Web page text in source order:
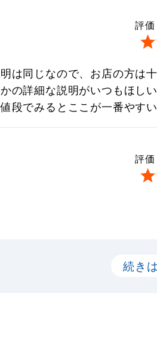
評価
は同じなので、お店の方は
の詳細な説明がいつもほし
段でみるとここが一番やす
評価
続き